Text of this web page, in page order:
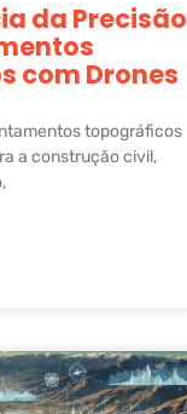
da Precisão
com Drones
topográficos
a construção civil,